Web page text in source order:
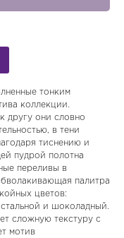
тонким
коллекции.
другу они словно
в тени
тиснению и
пудрой полотна
переливы в
палитра
цветов:
и шоколадный.
сложную текстуру с
мотив